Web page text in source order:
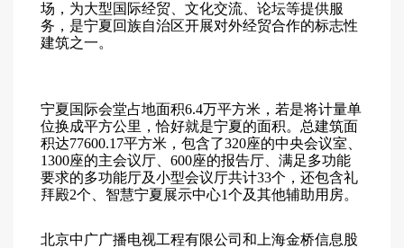
场，为大型国际经贸、文化交流、论坛等提供服
务，是宁夏回族自治区开展对外经贸合作的标志性
建筑之一。
宁夏国际会堂占地面积6.4万平方米，若是将计量单
位换成平方公里，恰好就是宁夏的面积。总建筑面
积达77600.17平方米，包含了320座的中央会议室、
1300座的主会议厅、600座的报告厅、满足多功能
要求的多功能厅及小型会议厅共计33个，还包含礼
拜殿2个、智慧宁夏展示中心1个及其他辅助用房。
北京中广广播电视工程有限公司和上海金桥信息股